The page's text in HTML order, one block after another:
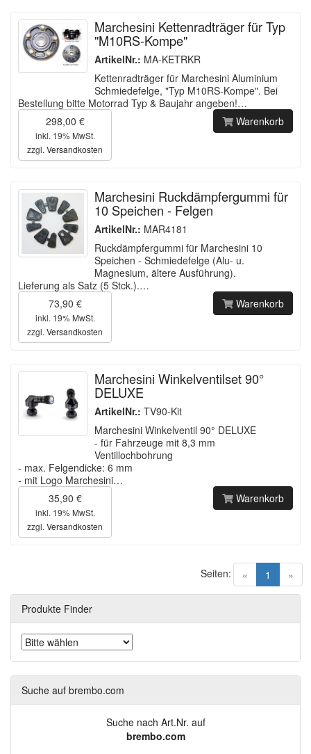
Marchesini Kettenradträger für Typ
"M10RS-Kompe"
ArtikelNr.: MA-KETRKR
Kettenradträger für Marchesini Aluminium
Schmiedefelge, "Typ M10RS-Kompe". Bei
Bestellung bitte Motorrad Typ & Baujahr angeben!…
298,00 €
inkl. 19% MwSt.
zzgl. Versandkosten
Warenkorb
Marchesini Ruckdämpfergummi für
10 Speichen - Felgen
ArtikelNr.: MAR4181
Ruckdämpfergummi für Marchesini 10
Speichen - Schmiedefelge (Alu- u.
Magnesium, ältere Ausführung).
Lieferung als Satz (5 Stck.).…
73,90 €
inkl. 19% MwSt.
zzgl. Versandkosten
Warenkorb
Marchesini Winkelventilset 90°
DELUXE
ArtikelNr.: TV90-Kit
Marchesini Winkelventil 90° DELUXE
- für Fahrzeuge mit 8,3 mm
Ventillochbohrung
- max. Felgendicke: 6 mm
- mit Logo Marchesini…
35,90 €
inkl. 19% MwSt.
zzgl. Versandkosten
Warenkorb
« 1 (current)
»
Seiten:
Produkte Finder
Suche auf brembo.com
Suche nach Art.Nr. auf
brembo.com